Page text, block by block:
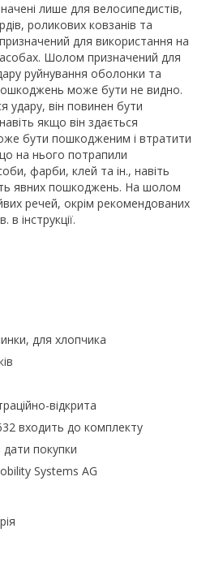
лише для велосипедистів,
роликових ковзанів та
для використання на
Шолом призначений для
руйнування оболонки та
може бути не видно.
удару, він повинен бути
якщо він здається
бути пошкодженим і втратити
на нього потрапили
фарби, клей та ін., навіть
явних пошкоджень. На шолом
речей, окрім рекомендованих
інструкції.
для хлопчика
відкрита
входить до комплекту
дати покупки
Systems AG